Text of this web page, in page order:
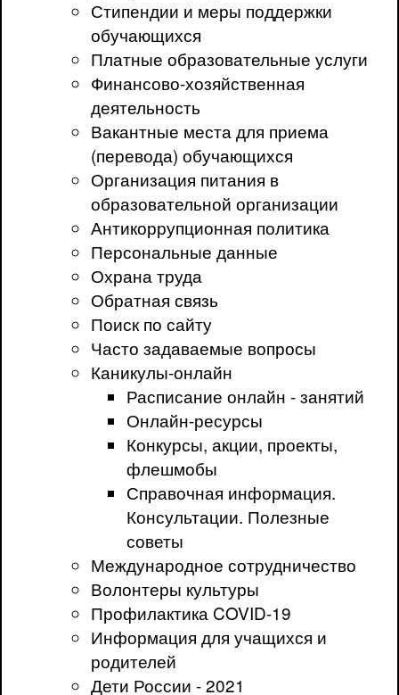
Стипендии и меры поддержки
обучающихся
Платные образовательные услуги
Финансово-хозяйственная
деятельность
Вакантные места для приема
(перевода) обучающихся
Организация питания в
образовательной организации
Антикоррупционная политика
Персональные данные
Охрана труда
Обратная связь
Поиск по сайту
Часто задаваемые вопросы
Каникулы-онлайн
Расписание онлайн - занятий
Онлайн-ресурсы
Конкурсы, акции, проекты,
флешмобы
Справочная информация.
Консультации. Полезные
советы
Международное сотрудничество
Волонтеры культуры
Профилактика COVID-19
Информация для учащихся и
родителей
Дети России - 2021